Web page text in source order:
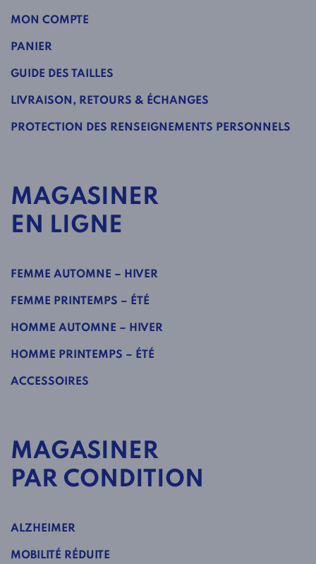
MON COMPTE
PANIER
GUIDE DES TAILLES
LIVRAISON, RETOURS & ÉCHANGES
PROTECTION DES RENSEIGNEMENTS PERSONNELS
MAGASINER
EN LIGNE
FEMME AUTOMNE – HIVER
FEMME PRINTEMPS – ÉTÉ
HOMME AUTOMNE – HIVER
HOMME PRINTEMPS – ÉTÉ
ACCESSOIRES
MAGASINER
PAR CONDITION
ALZHEIMER
MOBILITÉ RÉDUITE